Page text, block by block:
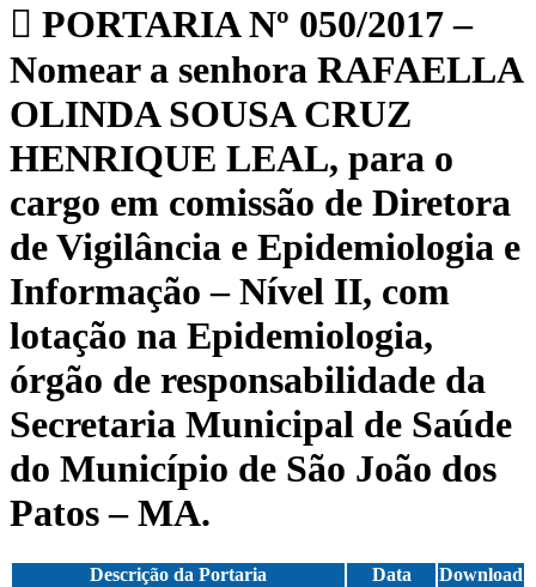
PORTARIA Nº 050/2017 –
Nomear a senhora RAFAELLA
OLINDA SOUSA CRUZ
HENRIQUE LEAL, para o
cargo em comissão de Diretora
de Vigilância e Epidemiologia e
Informação – Nível II, com
lotação na Epidemiologia,
órgão de responsabilidade da
Secretaria Municipal de Saúde
do Município de São João dos
Patos – MA.
Descrição da Portaria Data
Download